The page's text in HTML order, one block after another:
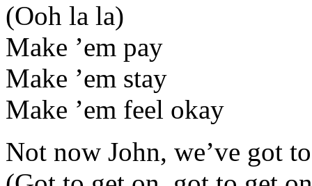
(Ooh la la)
Make ’em pay
Make ’em stay
Make ’em feel okay
Not now John, we’ve got